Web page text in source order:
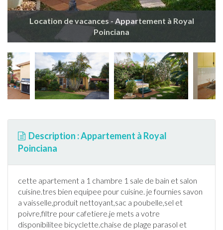
Location de vacances - Appartement à Royal
Poinciana
Description : Appartement à Royal
Poinciana
cette apartement a 1 chambre 1 sale de bain et salon
cuisine.tres bien equipee pour cuisine. je fournies savon
a vaisselle,produit nettoyant,sac a poubelle,sel et
poivre,filtre pour cafetiere.je mets a votre
disponibilitee bicyclette.chaise de plage parasol et